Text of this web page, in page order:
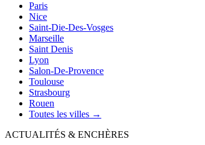
Paris
Nice
Saint-Die-Des-Vosges
Marseille
Saint Denis
Lyon
Salon-De-Provence
Toulouse
Strasbourg
Rouen
Toutes les villes →
ACTUALITÉS & ENCHÈRES